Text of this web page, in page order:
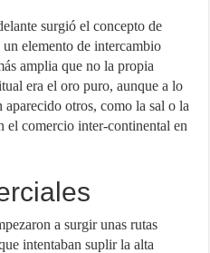
surgió el concepto de
elemento de intercambio
amplia que no la propia
era el oro puro, aunque a lo
otros, como la sal o la
el comercio inter-continental en
a surgir unas rutas
intentaban suplir la alta